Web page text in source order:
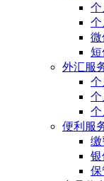
个
个
微
短
外汇服
个
个
个
便利服
缴
银
保